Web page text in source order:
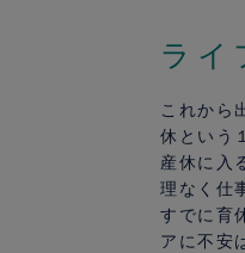
ライ
これから
休という
産休に入
理なく仕
すでに育
アに不安